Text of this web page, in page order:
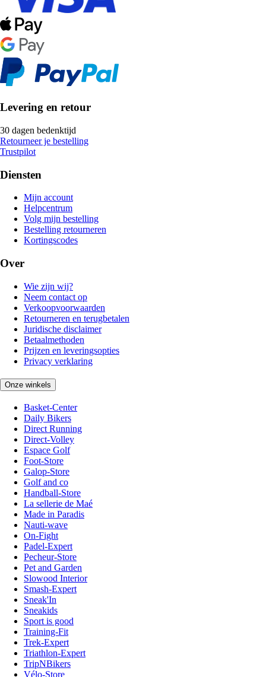
Levering en retour
30 dagen bedenktijd
Retourneer je bestelling
Trustpilot
Diensten
Mijn account
Helpcentrum
Volg mijn bestelling
Bestelling retourneren
Kortingscodes
Over
Wie zijn wij?
Neem contact op
Verkoopvoorwaarden
Retourneren en terugbetalen
Juridische disclaimer
Betaalmethoden
Prijzen en leveringsopties
Privacy verklaring
Onze winkels
Basket-Center
Daily Bikers
Direct Running
Direct-Volley
Espace Golf
Foot-Store
Galop-Store
Golf and co
Handball-Store
La sellerie de Maé
Made in Paradis
Nauti-wave
On-Fight
Padel-Expert
Pecheur-Store
Pet and Garden
Slowood Interior
Smash-Expert
Sneak'In
Sneakids
Sport is good
Training-Fit
Trek-Expert
Triathlon-Expert
TripNBikers
Vélo-Store